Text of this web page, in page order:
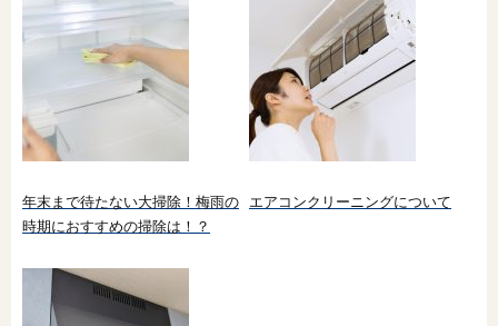
年末まで待たない大掃除！梅雨の
時期におすすめの掃除は！？
エアコンクリーニングについて